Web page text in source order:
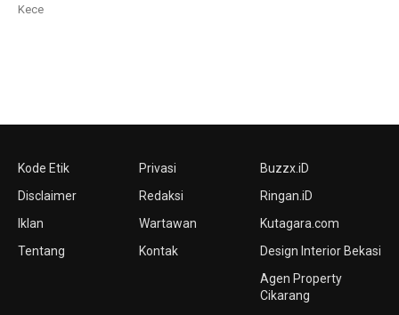
Kece
Kode Etik
Disclaimer
Iklan
Tentang
Privasi
Redaksi
Wartawan
Kontak
Buzzx.iD
Ringan.iD
Kutagara.com
Design Interior Bekasi
Agen Property
Cikarang